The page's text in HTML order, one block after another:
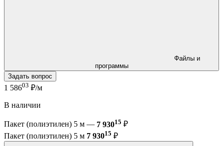
программы
Задать вопрос
1 58603 ₽/м
В наличии
Пакет (полиэтилен) 5 м — 7 93015 ₽
Пакет (полиэтилен) 5 м 7 93015 ₽